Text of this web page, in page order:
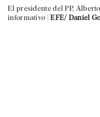
El presidente del PP,
informativo |EFE/ Daniel